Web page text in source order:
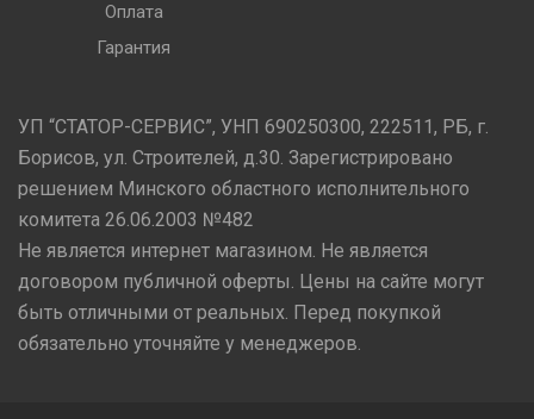
Оплата
Гарантия
УП “СТАТОР-СЕРВИС”, УНП 690250300, 222511, РБ, г.
Борисов, ул. Строителей, д.30. Зарегистрировано
решением Минского областного исполнительного
комитета 26.06.2003 №482
Не является интернет магазином. Не является
договором публичной оферты. Цены на сайте могут
быть отличными от реальных. Перед покупкой
обязательно уточняйте у менеджеров.